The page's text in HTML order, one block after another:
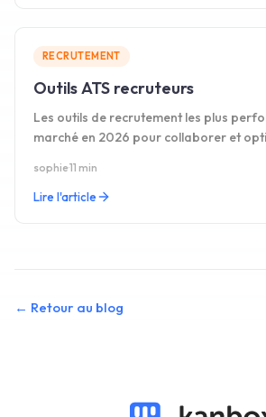
RECRUTEMENT
Outils ATS recruteurs
Les outils de recrutement les plus
marché en 2026 pour collaborer et
sophie·11 min
Lire l'article
← Retour au blog